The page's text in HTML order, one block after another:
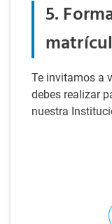
5.
Te invitamos a
debes realizar
nuestra